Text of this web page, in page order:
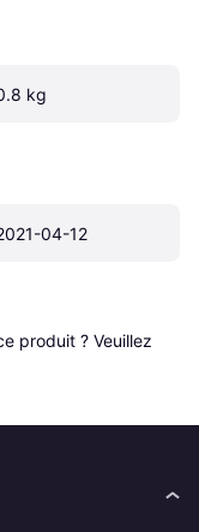
kg
04-12
produit ? Veuillez